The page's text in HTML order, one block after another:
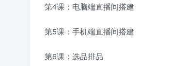
第4课：电脑端直播间搭建
第5课：手机端直播间搭建
第6课：选品排品